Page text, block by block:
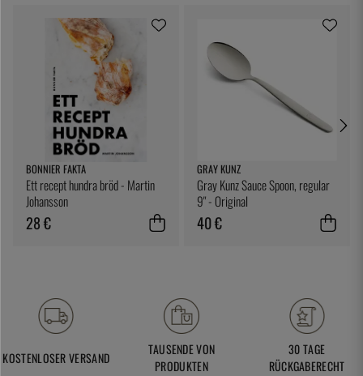
BONNIER FAKTA
Ett recept hundra bröd - Martin
Johansson
28 €
GRAY KUNZ
Gray Kunz Sauce Spoon, regular
9" - Original
40 €
KOSTENLOSER VERSAND
TAUSENDE VON
PRODUKTEN
30 TAGE
RÜCKGABERECHT